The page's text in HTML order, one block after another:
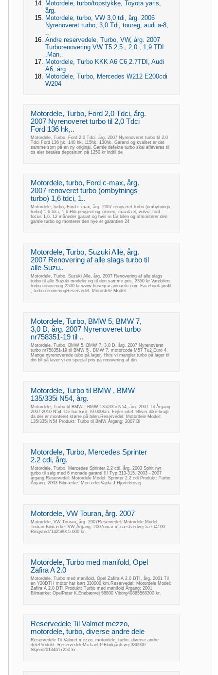
Motordele, turbo/topstykke, Toyota yaris,
årg.
Motordele, turbo, VW 3,0 tdi, årg. 2006
Nyrenoveret turbo, 3,0 Tdi, toureg, audi a-8,
Andre reservedele, Turbo, VW, årg. 2007
Turborenovering VW T5 2,5 , 2,0 , 1,9 TDI
.Man..
Motordele, Turbo KKK A6 C6 2.7TDI, Audi
A6, årg.
Motordele, Turbo, Mercedes W212 E200cdi
W204
Motordele, Turbo, Ford 2,0 Tdci, årg.
2007 Nyrenoveret turbo til 2,0 Tdci
Ford 136 hk,..
Motordele, Turbo, Ford 2,0 Tdci, årg. 2007 Nyrenoveret turbo til 2,0
Tdci Ford 136 hk, 140 hk, 115hk, 130hk. Garanti og kvalitet er det
samme som på en ny original. Gamle defekte turbo skal afleveres til
os eler betales depositum på 1250 kr indtil de
Motordele, turbo, Ford c-max, årg.
2007 renoveret turbo (ombytnings
turbo) 1,6 tdci, 1..
Motordele, turbo, Ford c-max, årg. 2007 renoveret turbo (ombytnings
turbo) 1,6 tdci, 1,6 Hdi peugeot og citroen, mazda 3, volvo, ford
focus 1,6. 12 måneder garant og hvis vi får bilen og afmonterer den
gamle turbo og monterer den nye er garantien 24
Motordele, Turbo, Suzuki Alle, årg.
2007 Renovering af alle slags turbo til
alle Suzu..
Motordele, Turbo, Suzuki Alle, årg. 2007 Renovering af alle slags
turbo til alle Suzuki modeler og til den samme pris. 2350 kr Varebilers
turbo renovering 2500 kr www.husegracaninauto.com Facebook profil
; turbo renoveringReservedel: Motordele Model:
Motordele, Turbo, BMW 5, BMW 7,
3,0 D, årg. 2007 Nyrenoveret turbo
nr758351-19 til ..
Motordele, Turbo, BMW 5, BMW 7, 3,0 D, årg. 2007 Nyrenoveret
turbo nr758351-19 til BMW 5 , BMW 7, motorcode M57 Tu2 Euro 4.
Mange nyrenoverede tubo på lager. Hvis vi mangler turbo på lager til
din bil så laver vi en special pris på renovering af din
Motordele, Turbo til BMW , BMW
135/335i N54, årg.
Motordele, Turbo til BMW , BMW 135/335i N54, årg. 2007 Til Årgang
2007-2010 N54. De har kørt 70.000km. Fejler intet. Bliver ikke brugt
da der er monteret større på bilen.Reservedel: Motordele Model:
135/335i N54 Produkt: Turbo til BMW Årgang: 2007 Bi
Motordele, Turbo, Mercedes Sprinter
2.2 cdi, årg.
Motordele, Turbo, Mercedes Sprinter 2.2 cdi, årg. 2003 Spirit nyt
turbo til salg med 6 monade garanti !!! Typ 313-315. 2003 - 2007
årgang.Reservedel: Motordele Model: Sprinter 2.2 cdi Produkt: Turbo
Årgang: 2003 Bilmærke: MercedesVajda J.Hjortebrovej
Motordele, VW Touran, årg. 2007
Motordele, VW Touran, årg. 2007Reservedel: Motordele Model:
Touran Bilmærke: VW Årgang: 2007omar m.næstvedvej 5a st4100
Ringsted714258015.000 kr.
Motordele, Turbo med manifold, Opel
Zafira A 2.0
Motordele, Turbo med manifold, Opel Zafira A 2.0 DTI, årg. 2001 Til
en Y20DTH motor har kørt 330000 km.Reservedel: Motordele Model:
Zafira A 2.0 DTI Produkt: Turbo med manifold Årgang: 2001
Bilmærke: OpelPeter K.Enebærvej 58800 Viborg40865568300 kr.
Reservedele Til Valmet mezzo,
motordele, turbo, diverse andre dele
Reservedele Til Valmet mezzo, motordele, turbo, diverse andre
deleProdukt: ReservedeleMichael P.Flodgårdsvej 386900
Skjern20134617250 kr.